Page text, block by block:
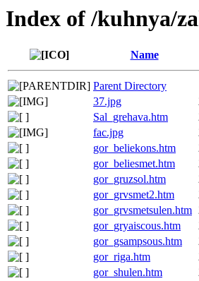
Index of /kuhnya/
Name
Parent Directory
37.jpg
Sal_grehava.htm
fac.jpg
gor_beliekons.htm
gor_beliesmet.htm
gor_gruzsol.htm
gor_grvsmet2.htm
gor_grvsmetsulen.htm
gor_gryaiscous.htm
gor_gsampsous.htm
gor_riga.htm
gor_shulen.htm